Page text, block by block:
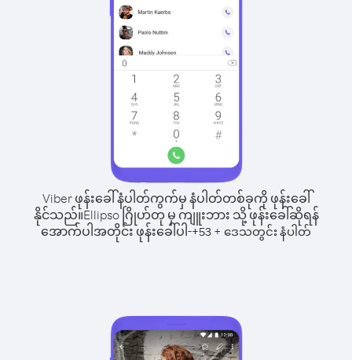
Viber ဖုန်းခေါ်နံပါတ်ကွက်မှ နံပါတ်တစ်ခုကို ဖုန်းခေါ်
နိုင်သည်။Ellipso ဂြိုဟ်တု မှ ကျူးဘား သို့ ဖုန်းခေါ်ဆိုရန်
အောက်ပါအတိုင်း ဖုန်းခေါ်ပါ-+53 + ဒေသတွင်း နံပါတ်